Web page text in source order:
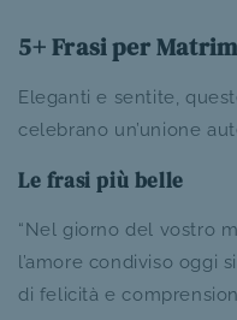
5+ Frasi per
Eleganti e sentite,
celebrano un’unione
Le frasi più belle
“Nel giorno del vostro
l’amore condiviso oggi
di felicità e